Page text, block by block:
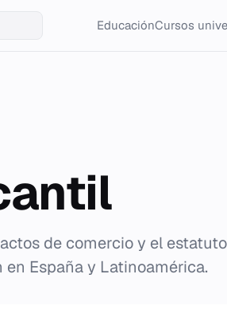
EducaciónCursos
de comercio y el
España y Latinoamérica.